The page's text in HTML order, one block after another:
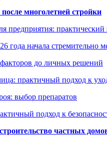
многолетней стройки
предприятия:
года начала стремительно
до личных решений
практичный подход к
выбор препаратов
подход к
частных